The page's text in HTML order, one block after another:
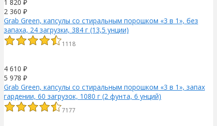
1 820 ₽
2 360 ₽
Grab Green, капсулы со стиральным порошком «3 в 1», без
запаха, 24 загрузки, 384 г (13,5 унции)
1118
4 610 ₽
5 978 ₽
Grab Green, капсулы со стиральным порошком «3 в 1», запах
гардении, 60 загрузок, 1080 г (2 фунта, 6 унций)
7177